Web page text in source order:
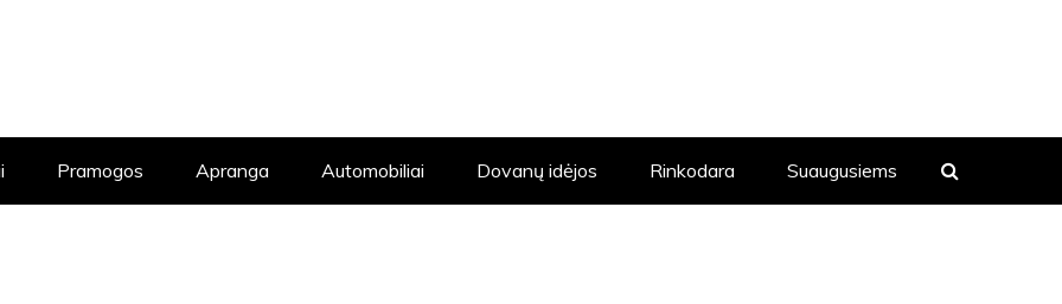
Pramogos Apranga Automobiliai Dovanų idėjos Rinkodara Suaugusiems